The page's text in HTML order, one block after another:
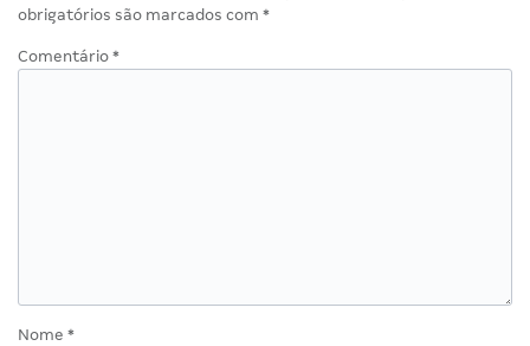
obrigatórios são marcados com *
Comentário *
Nome *